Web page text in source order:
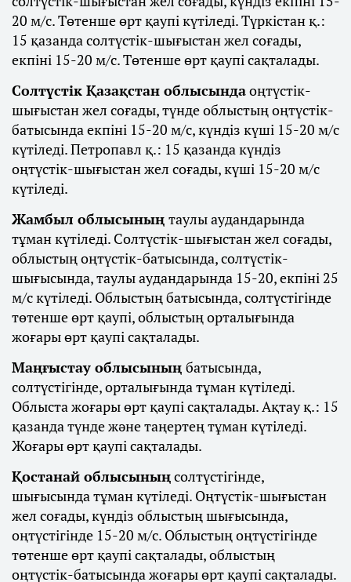
20 м/с. Төтенше өрт қаупі күтіледі. Түркістан қ.:
15 қазанда солтүстік-шығыстан жел соғады,
екпіні 15-20 м/с. Төтенше өрт қаупі сақталады.
Солтүстік Қазақстан облысындаоңтүстік-
шығыстан жел соғады, түнде облыстың оңтүстік-
батысында екпіні 15-20 м/с, күндіз күші 15-20 м/с
күтіледі. Петропавл қ.: 15 қазанда күндіз
оңтүстік-шығыстан жел соғады, күші 15-20 м/с
күтіледі.
Жамбыл облысының таулы аудандарында
тұман күтіледі. Солтүстік-шығыстан жел соғады,
облыстың оңтүстік-батысында, солтүстік-
шығысында, таулы аудандарында 15-20, екпіні 25
м/с күтіледі. Облыстың батысында, солтүстігінде
төтенше өрт қаупі, облыстың орталығында
жоғары өрт қаупі сақталады.
Маңғыстау облысының батысында,
солтүстігінде, орталығында тұман күтіледі.
Облыста жоғары өрт қаупі сақталады. Ақтау қ.: 15
қазанда түнде және таңертең тұман күтіледі.
Жоғары өрт қаупі сақталады.
Қостанай облысыныңсолтүстігінде,
шығысында тұман күтіледі. Оңтүстік-шығыстан
жел соғады, күндіз облыстың шығысында,
оңтүстігінде 15-20 м/с. Облыстың оңтүстігінде
төтенше өрт қаупі сақталады, облыстың
оңтүстік-батысында жоғары өрт қаупі сақталады.